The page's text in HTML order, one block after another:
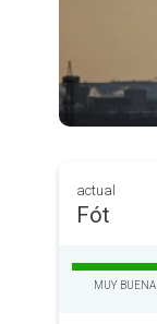
actual
Fót
MUY BUENA